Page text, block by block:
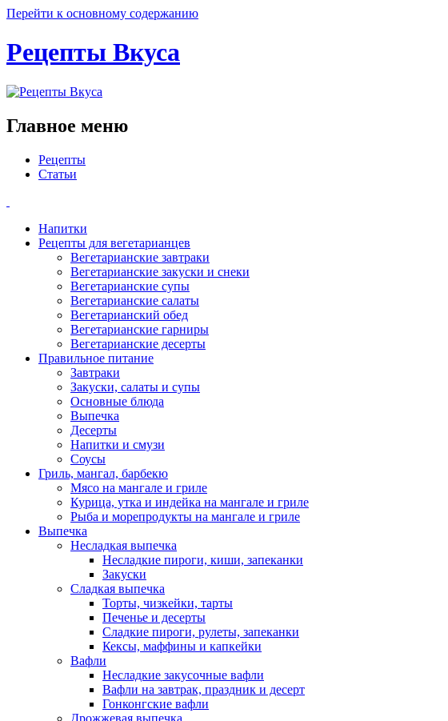
Перейти к основному содержанию
Рецепты Вкуса
Главное меню
Рецепты
Статьи
Напитки
Рецепты для вегетарианцев
Вегетарианские завтраки
Вегетарианские закуски и снеки
Вегетарианские супы
Вегетарианские салаты
Вегетарианский обед
Вегетарианские гарниры
Вегетарианские десерты
Правильное питание
Завтраки
Закуски, салаты и супы
Основные блюда
Выпечка
Десерты
Напитки и смузи
Соусы
Гриль, мангал, барбекю
Мясо на мангале и гриле
Курица, утка и индейка на мангале и гриле
Рыба и морепродукты на мангале и гриле
Выпечка
Несладкая выпечка
Несладкие пироги, киши, запеканки
Закуски
Сладкая выпечка
Торты, чизкейки, тарты
Печенье и десерты
Сладкие пироги, рулеты, запеканки
Кексы, маффины и капкейки
Вафли
Несладкие закусочные вафли
Вафли на завтрак, праздник и десерт
Гонконгские вафли
Дрожжевая выпечка